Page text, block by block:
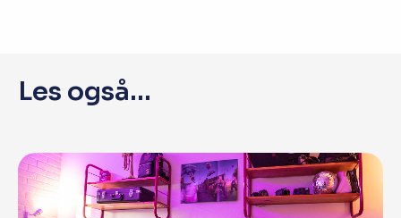
Les også...